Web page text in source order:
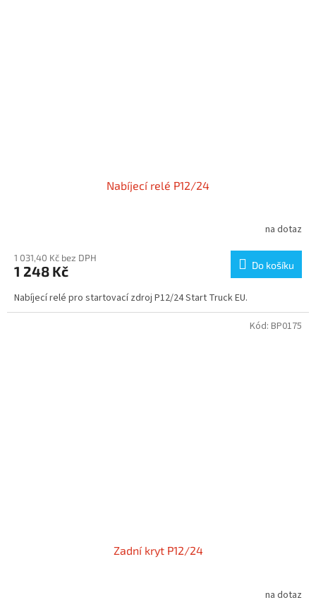
Nabíjecí relé P12/24
na dotaz
1 031,40 Kč bez DPH
1 248 Kč Do košíku
Nabíjecí relé pro startovací zdroj P12/24 Start Truck EU.
Zadní kryt P12/24
na dotaz
Kód: BP0175